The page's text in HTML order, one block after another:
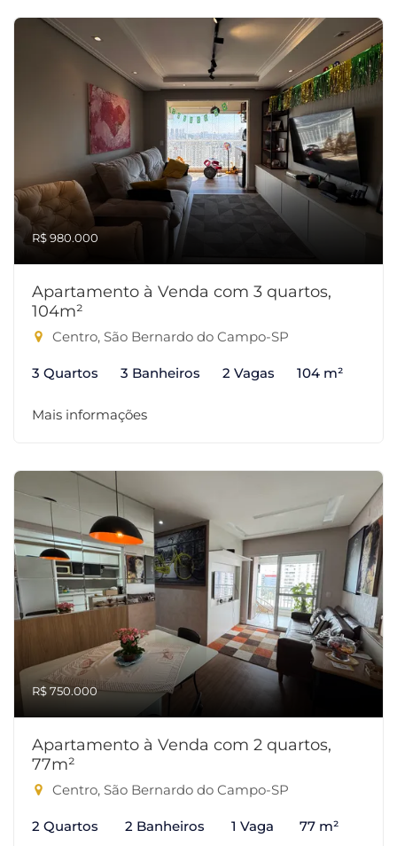
R$ 980.000
Apartamento à Venda com 3 quartos,
104m²
Centro, São Bernardo do Campo-SP
3 Quartos 3 Banheiros 2 Vagas 104 m²
Mais informações
R$ 750.000
Apartamento à Venda com 2 quartos,
77m²
Centro, São Bernardo do Campo-SP
2 Quartos 2 Banheiros 1 Vaga 77 m²